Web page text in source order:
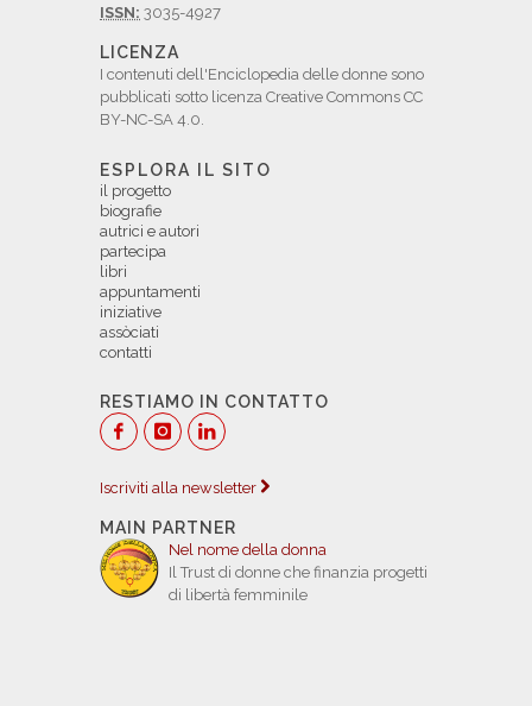
ISSN: 3035-4927
LICENZA
I contenuti dell'Enciclopedia delle donne sono
pubblicati sotto licenza Creative Commons CC
BY-NC-SA 4.0.
ESPLORA IL SITO
il progetto
biografie
autrici e autori
partecipa
libri
appuntamenti
iniziative
assòciati
contatti
RESTIAMO IN CONTATTO
Iscriviti alla newsletter
MAIN PARTNER
Nel nome della donna
Il Trust di donne che finanzia progetti
di libertà femminile